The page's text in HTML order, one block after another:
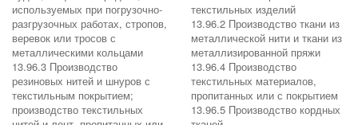
используемых при погрузочно-
разгрузочных работах, стропов,
веревок или тросов с
металлическими кольцами
текстильных изделий
13.96.2 Производство ткани из
металлической нити и ткани из
металлизированной пряжи
13.96.3 Производство
резиновых нитей и шнуров с
текстильным покрытием;
производство текстильных
13.96.4 Производство
текстильных материалов,
пропитанных или с покрытием
13.96.5 Производство кордных